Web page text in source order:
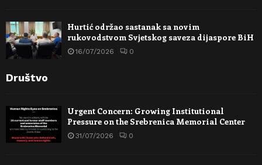
Hurtić održao sastanak sa novim
rukovodstvom Svjetskog saveza dijaspore BiH
16/07/2026 0
Društvo
Urgent Concern: Growing Institutional
Pressure on the Srebrenica Memorial Center
31/07/2026 0